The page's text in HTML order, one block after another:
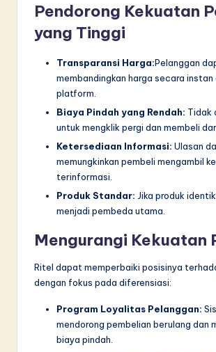
Pendorong Kekuatan
yang Tinggi
Transparansi Harga:Pelanggan
membandingkan harga secara
platform.
Biaya Pindah yang Rendah: Tidak
untuk mengklik pergi dan membeli
Ketersediaan Informasi: Ulasan
memungkinkan pembeli mengambil
terinformasi.
Produk Standar: Jika produk
menjadi pembeda utama.
Mengurangi Kekuatan
Ritel dapat memperbaiki posisinya
dengan fokus pada diferensiasi:
Program Loyalitas Pelanggan:
mendorong pembelian berulang dan
biaya pindah.